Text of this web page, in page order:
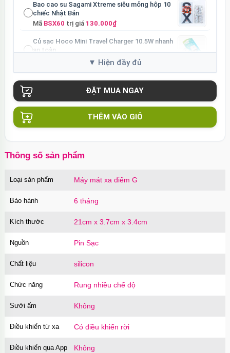
Bao cao su Sagami Xtreme siêu mỏng hộp 10
chiếc Nhật Bản
Mã BSX60 trị giá 130.000₫
Củ sạc Hoco Mini Travel Charger 10.5W nhanh
an toàn
90.000₫
THÊM VÀO GIỎ
Thông số sản phẩm
Loại sản phẩm Máy mát xa điểm G
Bảo hành 6 tháng
Kích thước 21cm x 3.7cm x 3.4cm
Nguồn Pin Sạc
Chất liệu silicon
Chức năng Rung nhiều chế độ
Sưởi ấm Không
Điều khiển từ xa Có điều khiển rời
Điều khiển qua App Không